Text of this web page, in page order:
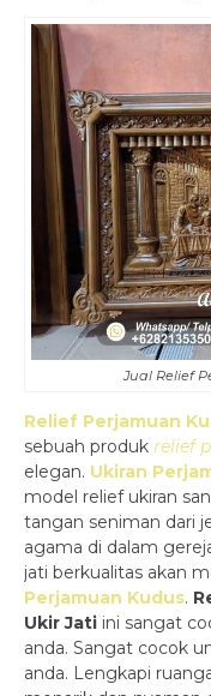
Jual Relief
Relief Perjamuan
sebuah produk relief
elegan. Ukiran
model relief ukiran
tangan seniman dari
agama di dalam
jati berkualitas akan
Perjamuan Kudus.
Ukir Jati ini sangat
anda. Sangat cocok
anda. Lengkapi